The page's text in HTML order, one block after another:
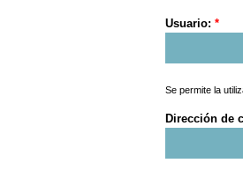
Usuario: *
Se permite la
Dirección de